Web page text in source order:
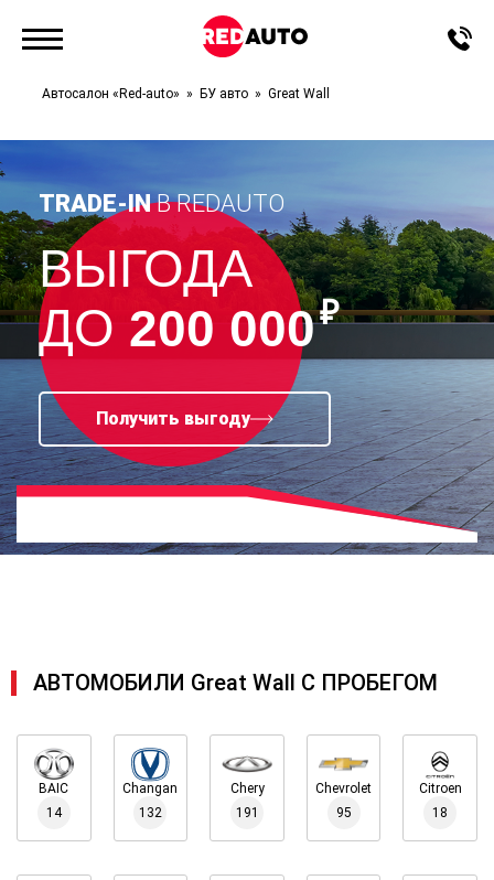
Автосалон «Red-auto» БУ авто Great Wall
TRADE-INВ REDAUTO
ВЫГОДА
ДО 200 000₽
Получить выгоду
АВТОМОБИЛИ Great Wall С ПРОБЕГОМ
BAIC
14
Changan
132
Chery
191
Chevrolet
95
Citroen
18